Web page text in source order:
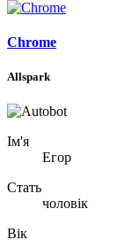
Chrome
Allspark
Ім'я
Егор
Стать
чоловік